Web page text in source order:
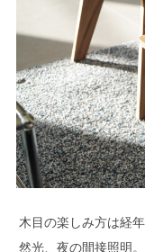
木目の楽しみ方は経
然光、夜の間接照明